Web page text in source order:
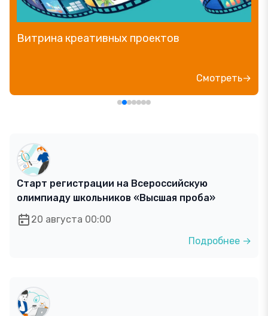
Витрина креативных проектов
Смотреть→
Старт регистрации на Всероссийскую
олимпиаду школьников «Высшая проба»
20 августа 00:00
Подробнее →